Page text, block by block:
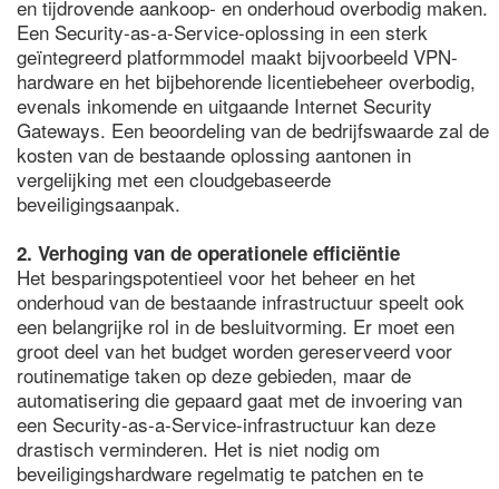
en tijdrovende aankoop- en onderhoud overbodig maken.
Een Security-as-a-Service-oplossing in een sterk
geïntegreerd platformmodel maakt bijvoorbeeld VPN-
hardware en het bijbehorende licentiebeheer overbodig,
evenals inkomende en uitgaande Internet Security
Gateways. Een beoordeling van de bedrijfswaarde zal de
kosten van de bestaande oplossing aantonen in
vergelijking met een cloudgebaseerde
beveiligingsaanpak.
2. Verhoging van de operationele efficiëntie
Het besparingspotentieel voor het beheer en het
onderhoud van de bestaande infrastructuur speelt ook
een belangrijke rol in de besluitvorming. Er moet een
groot deel van het budget worden gereserveerd voor
routinematige taken op deze gebieden, maar de
automatisering die gepaard gaat met de invoering van
een Security-as-a-Service-infrastructuur kan deze
drastisch verminderen. Het is niet nodig om
beveiligingshardware regelmatig te patchen en te